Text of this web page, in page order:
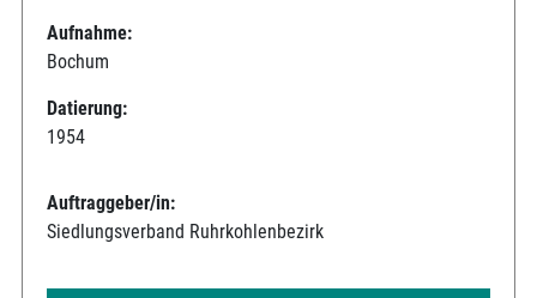
Aufnahme:
Bochum
Datierung:
1954
Auftraggeber/in:
Siedlungsverband Ruhrkohlenbezirk